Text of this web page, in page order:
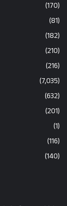
(170)
(81)
(182)
(210)
(216)
(7,035)
(632)
(201)
(1)
(116)
(140)